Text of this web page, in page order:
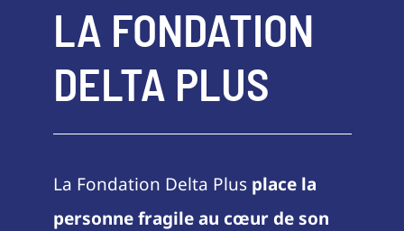
LA FONDATION
DELTA PLUS
La Fondation Delta Plus place la
personne fragile au cœur de son